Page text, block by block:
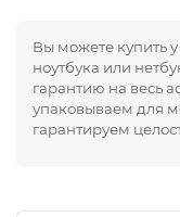
Вы можете купить
ноутбука или
гарантию на весь
упаковываем для
гарантируем